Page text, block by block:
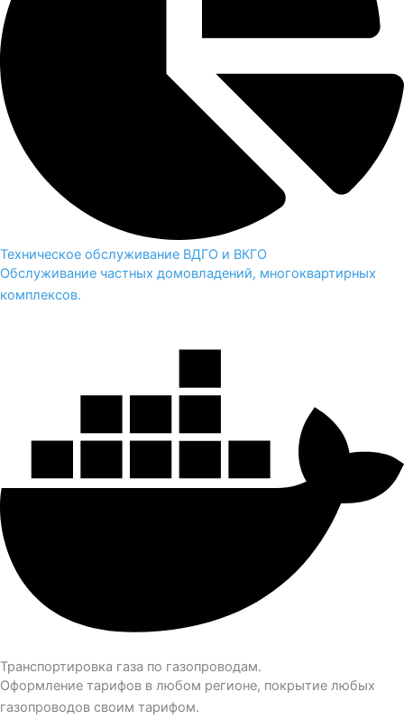
Техническое обслуживание ВДГО и ВКГО
Обслуживание частных домовладений, многоквартирных
комплексов.
Транспортировка газа по газопроводам.
Оформление тарифов в любом регионе, покрытие любых
газопроводов своим тарифом.